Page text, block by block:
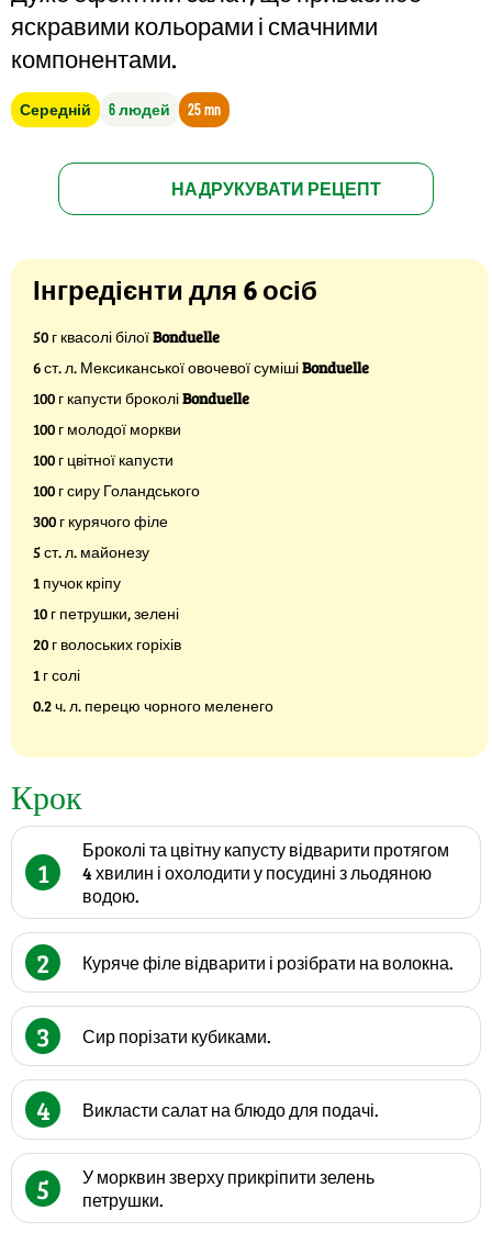
яскравими кольорами і смачними
компонентами.
Середній 6 людей 25 mn
НАДРУКУВАТИ РЕЦЕПТ
Інгредієнти для 6 осіб
50 г квасолі білоїBonduelle
6 ст. л. Мексиканської овочевої сумішіBonduelle
100 г капусти броколіBonduelle
100 г молодої моркви
100 г цвітної капусти
100 г сиру Голандського
300 г курячого філе
5 ст. л. майонезу
1 пучок кріпу
10 г петрушки, зелені
20 г волоських горіхів
1 г солі
0.2 ч. л. перецю чорного меленего
Крок
1
Броколі та цвітну капусту відварити протягом
4 хвилин і охолодити у посудині з льодяною
водою.
2 Куряче філе відварити і розібрати на волокна.
3 Сир порізати кубиками.
4 Викласти салат на блюдо для подачі.
5
У морквин зверху прикріпити зелень
петрушки.